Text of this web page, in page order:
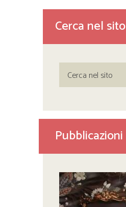
Cerca nel sito
Pubblicazioni